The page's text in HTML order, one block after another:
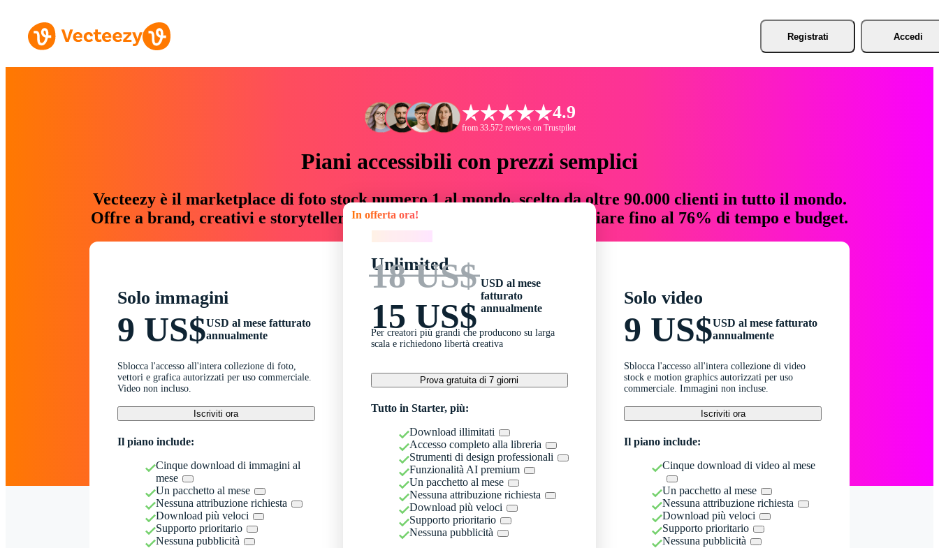
Registrati Accedi
4.9
from 33.572 reviews on Trustpilot
Piani accessibili con prezzi semplici
Vecteezy è il marketplace di foto stock numero 1 al mondo, scelto da oltre 90.000 clienti in tutto il mondo.
Offre a brand, creativi e storyteller risorse creative che fanno risparmiare fino al 76% di tempo e budget.
Solo immagini
9 US$USD al mese fatturato
annualmente
Sblocca l'accesso all'intera collezione di foto,
vettori e grafica autorizzati per uso commerciale.
Video non incluso.
Iscriviti ora
Il piano include:
Cinque download di immagini al
mese
Un pacchetto al mese
Nessuna attribuzione richiesta
Download più veloci
Supporto prioritario
Nessuna pubblicità
In offerta ora!
Unlimited
18 US$
15 US$
USD al mese
fatturato
annualmente
Per creatori più grandi che producono su larga
scala e richiedono libertà creativa
Prova gratuita di 7 giorni
Tutto in Starter, più:
Download illimitati
Accesso completo alla libreria
Strumenti di design professionali
Funzionalità AI premium
Un pacchetto al mese
Nessuna attribuzione richiesta
Download più veloci
Supporto prioritario
Nessuna pubblicità
Solo video
9 US$USD al mese fatturato
annualmente
Sblocca l'accesso all'intera collezione di video
stock e motion graphics autorizzati per uso
commerciale. Immagini non incluse.
Iscriviti ora
Il piano include:
Cinque download di video al mese
Un pacchetto al mese
Nessuna attribuzione richiesta
Download più veloci
Supporto prioritario
Nessuna pubblicità